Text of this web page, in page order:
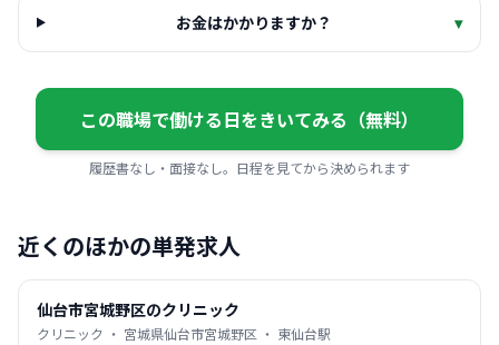
お金はかかりますか？ ▾
この職場で働ける日をきいてみる（無料）
履歴書なし・面接なし。日程を見てから決められます
近くのほかの単発求人
仙台市宮城野区のクリニック
クリニック ・ 宮城県仙台市宮城野区 ・ 東仙台駅